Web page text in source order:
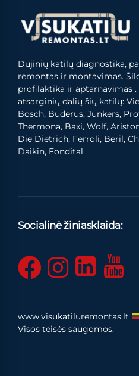
Dujinių katilų diagnostika,
remontas ir montavimas.
profilaktika ir aptarnavimas
atsarginių dalių šių katilų:
Bosch, Buderus, Junkers,
Thermona, Baxi, Wolf,
Die Dietrich, Ferroli, Beril,
Daikin, Fondital
Socialinė žiniasklaida:
www.visukatiluremontas.lt
Visos teisės saugomos.